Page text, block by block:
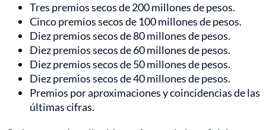
Tres premios secos de 200 millones de pesos.
Cinco premios secos de 100 millones de pesos.
Diez premios secos de 80 millones de pesos.
Diez premios secos de 60 millones de pesos.
Diez premios secos de 50 millones de pesos.
Diez premios secos de 40 millones de pesos.
Premios por aproximaciones y coincidencias de las
últimas cifras.